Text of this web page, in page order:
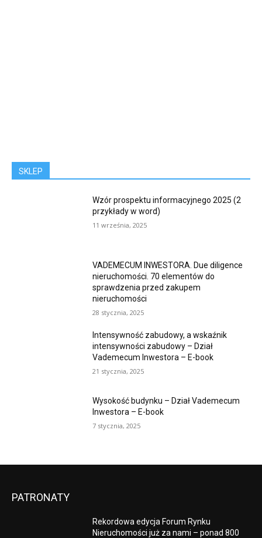
SKLEP
Wzór prospektu informacyjnego 2025 (2
przykłady w word)
11 września, 2025
VADEMECUM INWESTORA. Due diligence
nieruchomości. 70 elementów do
sprawdzenia przed zakupem
nieruchomości
28 stycznia, 2025
Intensywność zabudowy, a wskaźnik
intensywności zabudowy – Dział
Vademecum Inwestora – E-book
21 stycznia, 2025
Wysokość budynku – Dział Vademecum
Inwestora – E-book
7 stycznia, 2025
PATRONATY
Rekordowa edycja Forum Rynku
Nieruchomości już za nami – ponad 800